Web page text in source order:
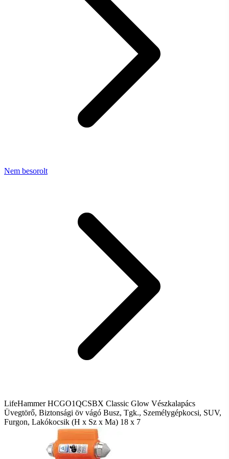
Nem besorolt
LifeHammer HCGO1QCSBX Classic Glow Vészkalapács
Üvegtörő, Biztonsági öv vágó Busz, Tgk., Személygépkocsi, SUV,
Furgon, Lakókocsik (H x Sz x Ma) 18 x 7